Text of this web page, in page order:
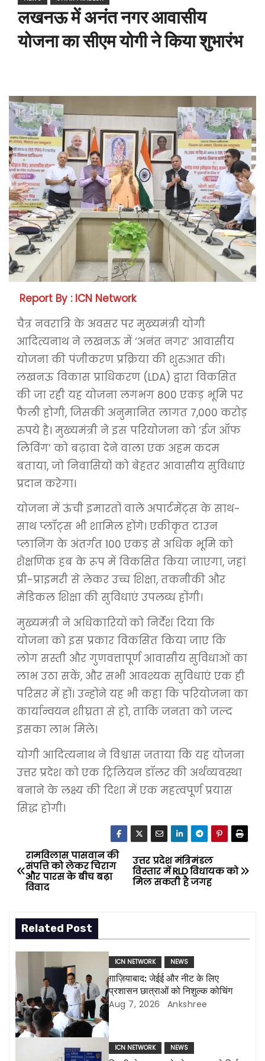
लखनऊ में अनंत नगर आवासीय
योजना का सीएम योगी ने किया शुभारंभ
Report By : ICN Network
चैत्र नवरात्रि के अवसर पर मुख्यमंत्री योगी
आदित्यनाथ ने लखनऊ में ‘अनंत नगर’ आवासीय
योजना की पंजीकरण प्रक्रिया की शुरुआत की।
लखनऊ विकास प्राधिकरण (LDA) द्वारा विकसित
की जा रही यह योजना लगभग 800 एकड़ भूमि पर
फैली होगी, जिसकी अनुमानित लागत 7,000 करोड़
रुपये है। मुख्यमंत्री ने इस परियोजना को ‘ईज ऑफ
लिविंग’ को बढ़ावा देने वाला एक अहम कदम
बताया, जो निवासियों को बेहतर आवासीय सुविधाएं
प्रदान करेगा।
योजना में ऊंची इमारतों वाले अपार्टमेंट्स के साथ-
साथ प्लॉट्स भी शामिल होंगे। एकीकृत टाउन
प्लानिंग के अंतर्गत 100 एकड़ से अधिक भूमि को
शैक्षणिक हब के रूप में विकसित किया जाएगा, जहां
प्री-प्राइमरी से लेकर उच्च शिक्षा, तकनीकी और
मेडिकल शिक्षा की सुविधाएं उपलब्ध होंगी।
मुख्यमंत्री ने अधिकारियों को निर्देश दिया कि
योजना को इस प्रकार विकसित किया जाए कि
लोग सस्ती और गुणवत्तापूर्ण आवासीय सुविधाओं का
लाभ उठा सकें, और सभी आवश्यक सुविधाएं एक ही
परिसर में हों। उन्होंने यह भी कहा कि परियोजना का
कार्यान्वयन शीघ्रता से हो, ताकि जनता को जल्द
इसका लाभ मिले।
योगी आदित्यनाथ ने विश्वास जताया कि यह योजना
उत्तर प्रदेश को एक ट्रिलियन डॉलर की अर्थव्यवस्था
बनाने के लक्ष्य की दिशा में एक महत्वपूर्ण प्रयास
सिद्ध होगी।
P
o
t
n
a
v
i
उत्तर प्रदेश मंत्रिमंडल
विस्तार में RLD विधायक को
मिल सकती है जगह
रामविलास पासवान की
संपत्ति को लेकर चिराग
और पारस के बीच बढ़ा
विवाद
Related Post
ICN NETWORK NEWS
ग़ाज़ियाबाद: जेईई और नीट के लिए
प्रशासन छात्राओं को निशुल्क कोचिंग
Aug 7, 2026 Ankshree
ICN NETWORK NEWS